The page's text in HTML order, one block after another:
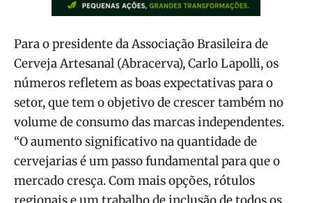
Para o presidente da Associação Brasileira de
Cerveja Artesanal (Abracerva), Carlo Lapolli, os
números refletem as boas expectativas para o
setor, que tem o objetivo de crescer também no
volume de consumo das marcas independentes.
“O aumento significativo na quantidade de
cervejarias é um passo fundamental para que o
mercado cresça. Com mais opções, rótulos